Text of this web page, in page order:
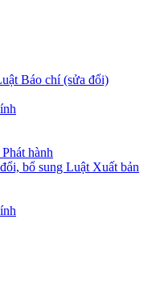
Báo chí (sửa đổi)
hành
bổ sung Luật Xuất bản